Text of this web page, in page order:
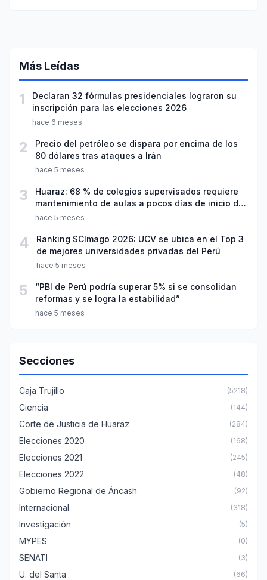
Más Leídas
1
Declaran 32 fórmulas presidenciales lograron su
inscripción para las elecciones 2026
hace 6 meses
2
Precio del petróleo se dispara por encima de los
80 dólares tras ataques a Irán
hace 5 meses
3
Huaraz: 68 % de colegios supervisados requiere
mantenimiento de aulas a pocos días de inicio del
año escolar 2026
hace 5 meses
4
Ranking SCImago 2026: UCV se ubica en el Top 3
de mejores universidades privadas del Perú
hace 5 meses
5
“PBI de Perú podría superar 5% si se consolidan
reformas y se logra la estabilidad”
hace 5 meses
Secciones
Caja Trujillo (5218)
Ciencia (144)
Corte de Justicia de Huaraz (284)
Elecciones 2020 (168)
Elecciones 2021 (245)
Elecciones 2022 (48)
Gobierno Regional de Áncash (92)
Internacional (318)
Investigación (5)
MYPES (0)
SENATI (3)
U. del Santa (66)